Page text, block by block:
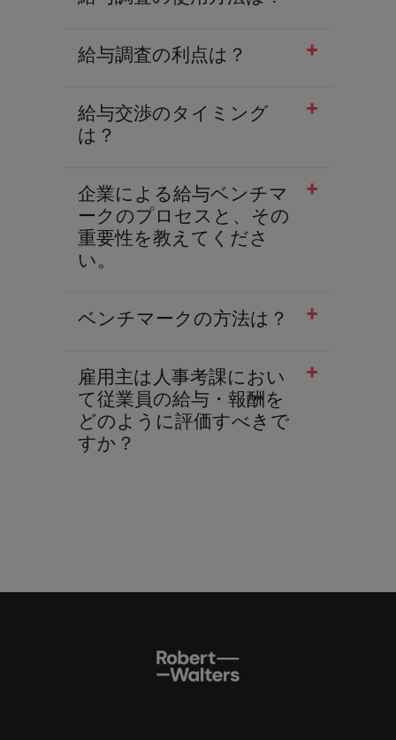
給与調査の利点は？
給与交渉のタイミング
は？
企業による給与ベンチマ
ークのプロセスと、その
重要性を教えてくださ
い。
ベンチマークの方法は？
雇用主は人事考課におい
て従業員の給与・報酬を
どのように評価すべきで
すか？